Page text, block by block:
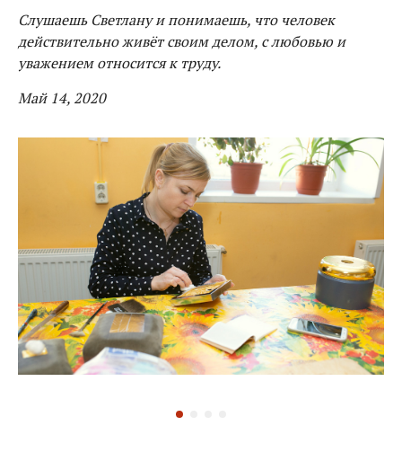
Слушаешь Светлану и понимаешь, что человек
действительно живёт своим делом, с любовью и
уважением относится к труду.
Май 14, 2020